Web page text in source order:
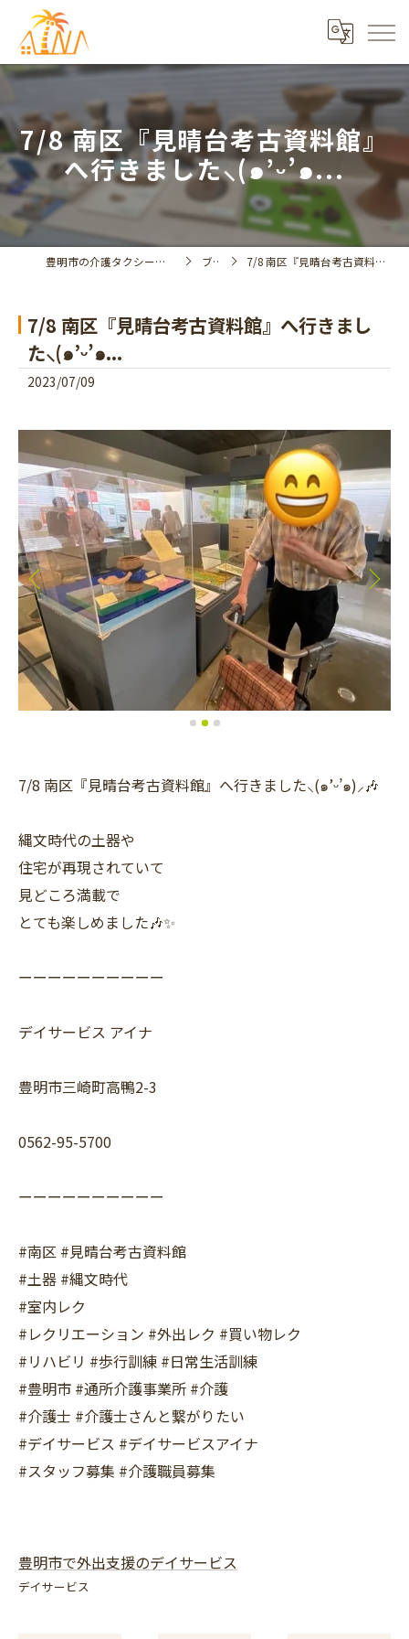
7/8 南区『見晴台考古資料館』
へ行きました⸜(๑’ᵕ’๑...
豊明市の介護タクシーならデイサービスアイナ ブログ 7/8 南区『見晴台考古資料館』へ行きました⸜(๑’ᵕ’๑...
7/8 南区『見晴台考古資料館』へ行きまし
た⸜(๑’ᵕ’๑...
2023/07/09
7/8 南区『見晴台考古資料館』へ行きました⸜(๑’ᵕ’๑)⸝🎶
縄文時代の土器や
住宅が再現されていて
見どころ満載で
とても楽しめました🎶✨
ーーーーーーーーーー
デイサービス アイナ
豊明市三崎町高鴨2-3
0562-95-5700
ーーーーーーーーーー
#南区 #見晴台考古資料館
#土器 #縄文時代
#室内レク
#レクリエーション #外出レク #買い物レク
#リハビリ #歩行訓練 #日常生活訓練
#豊明市 #通所介護事業所 #介護
#介護士 #介護士さんと繋がりたい
#デイサービス #デイサービスアイナ
#スタッフ募集 #介護職員募集
豊明市で外出支援のデイサービス
デイサービス